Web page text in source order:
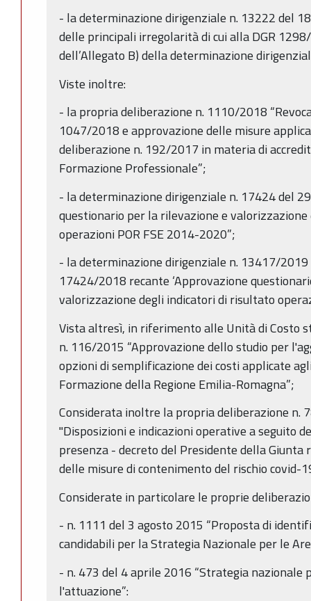
- la determinazione dirigenziale n. 13222 del
delle principali irregolarità di cui alla DGR
dell’Allegato B) della determinazione
Viste inoltre:
- la propria deliberazione n. 1110/2018
1047/2018 e approvazione delle misure
deliberazione n. 192/2017 in materia di
Formazione Professionale”;
- la determinazione dirigenziale n. 17424 del
questionario per la rilevazione e
operazioni POR FSE 2014-2020”;
- la determinazione dirigenziale n. 13417/
17424/2018 recante ‘Approvazione
valorizzazione degli indicatori di risultato
Vista altresì, in riferimento alle Unità di Costo
n. 116/2015 “Approvazione dello studio per
opzioni di semplificazione dei costi applicate
Formazione della Regione Emilia-Romagna”;
Considerata inoltre la propria deliberazione n.
"Disposizioni e indicazioni operative a seguito
presenza - decreto del Presidente della
delle misure di contenimento del rischio covid-
Considerate in particolare le proprie
- n. 1111 del 3 agosto 2015 “Proposta di
candidabili per la Strategia Nazionale per le
- n. 473 del 4 aprile 2016 “Strategia
l'attuazione”: